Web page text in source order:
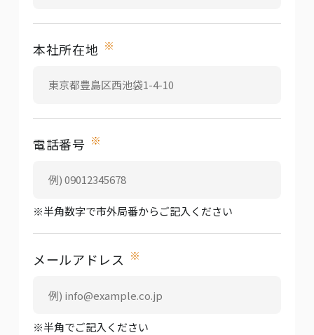
本社所在地 ※
電話番号 ※
※半角数字で市外局番からご記入ください
メールアドレス ※
※半角でご記入ください